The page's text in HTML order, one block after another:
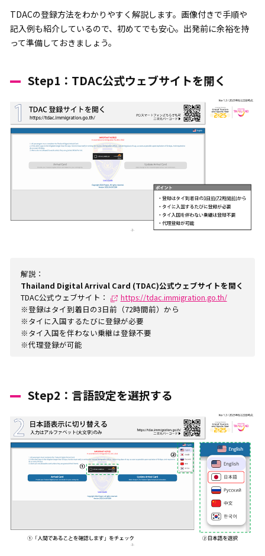
TDACの登録方法をわかりやすく解説します。画像付きで手順や
記入例も紹介しているので、初めてでも安心。出発前に余裕を持
って準備しておきましょう。
Step1：TDAC公式ウェブサイトを開く
解説：
Thailand Digital Arrival Card (TDAC)公式ウェブサイトを開く
TDAC公式ウェブサイト：
https://tdac.immigration.go.th/
※登録はタイ到着日の3日前（72時間前）から
※タイに入国するたびに登録が必要
※タイ入国を伴わない乗継は登録不要
※代理登録が可能
Step2：言語設定を選択する